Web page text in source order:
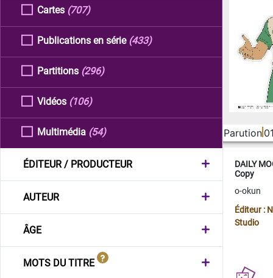
Cartes (707)
Publications en série (433)
Partitions (296)
Vidéos (106)
Multimédia (54)
ÉDITEUR / PRODUCTEUR
AUTEUR
ÂGE
MOTS DU TITRE
Parution
DAILY
Copy
o-okun
Éditeur :
Studio